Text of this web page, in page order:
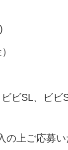
ビSL、ビ
の上ご応募